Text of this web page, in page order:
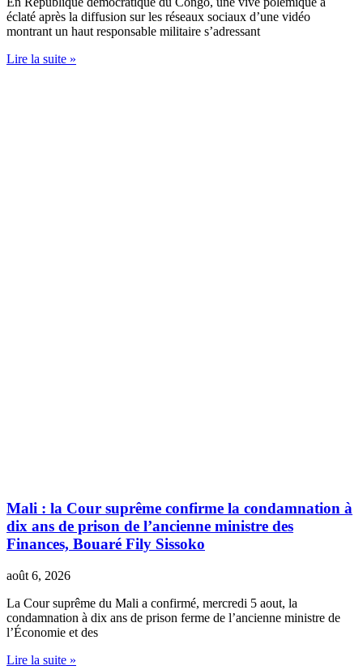
éclaté après la diffusion sur les réseaux sociaux d’une vidéo
montrant un haut responsable militaire s’adressant
Lire la suite »
Mali : la Cour suprême confirme la condamnation à
dix ans de prison de l’ancienne ministre des
Finances, Bouaré Fily Sissoko
août 6, 2026
La Cour suprême du Mali a confirmé, mercredi 5 aout, la
condamnation à dix ans de prison ferme de l’ancienne ministre de
l’Économie et des
Lire la suite »